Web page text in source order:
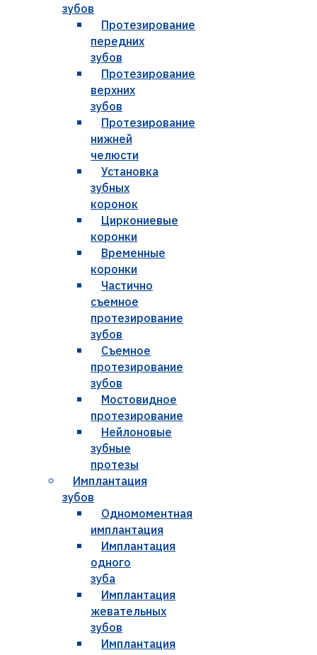
зубов
Протезирование
передних
зубов
Протезирование
верхних
зубов
Протезирование
нижней
челюсти
Установка
зубных
коронок
Циркониевые
коронки
Временные
коронки
Частично
съемное
протезирование
зубов
Съемное
протезирование
зубов
Мостовидное
протезирование
Нейлоновые
зубные
протезы
Имплантация
зубов
Одномоментная
имплантация
Имплантация
одного
зуба
Имплантация
жевательных
зубов
Имплантация